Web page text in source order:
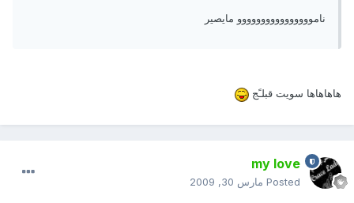
ناموووووووووووووووو مايصير
هاهاهاها سويت قبلـًج
my love
Posted مارس 30, 2009